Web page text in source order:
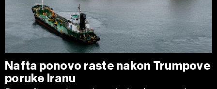
Nafta ponovo raste nakon Trumpove
poruke Iranu